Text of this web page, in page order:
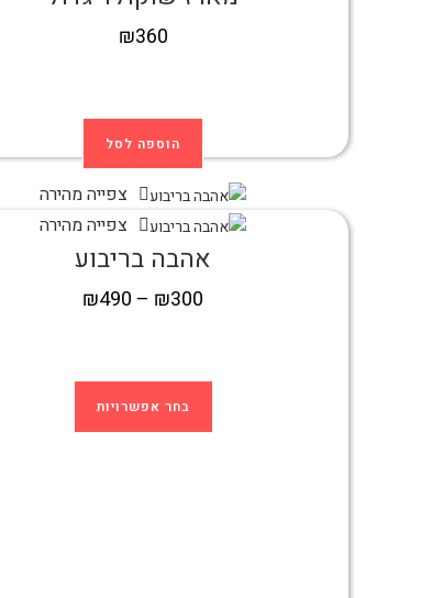
₪360
הוספה לסל
צפייה מהירה
צפייה מהירה
אהבה בריבוע
₪300
–
₪490
בחר אפשרויות